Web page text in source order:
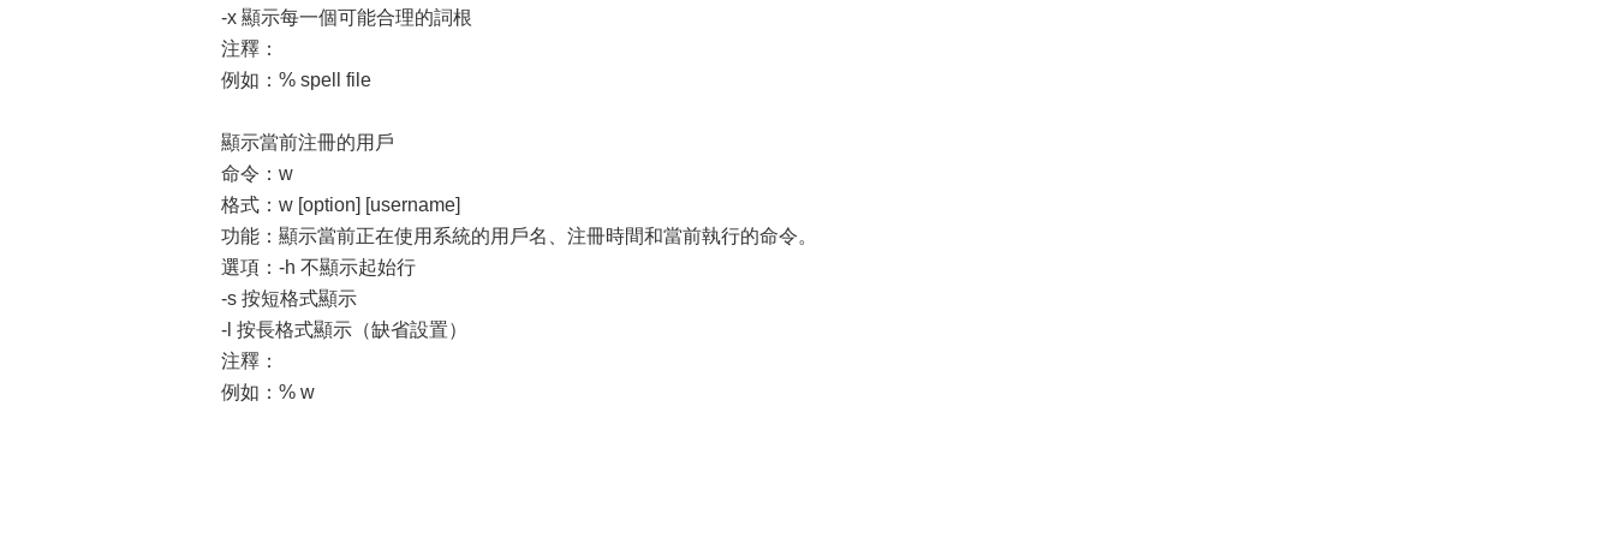
-x 顯示每一個可能合理的詞根
注釋：
例如：% spell file
顯示當前注冊的用戶
命令：w
格式：w [option] [username]
功能：顯示當前正在使用系統的用戶名、注冊時間和當前執行的命令。
選項：-h 不顯示起始行
-s 按短格式顯示
-l 按長格式顯示（缺省設置）
注釋：
例如：% w